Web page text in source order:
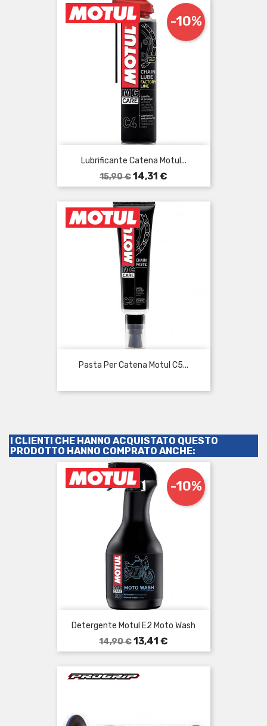
Lubrificante Catena Motul...
Prezzo
base
15,90 €
-10%
Prezzo
14,31 €
Pasta Per Catena Motul C5...
I CLIENTI CHE HANNO ACQUISTATO QUESTO
PRODOTTO HANNO COMPRATO ANCHE:
Detergente Motul E2 Moto Wash
Prezzo
base
14,90 €
-10%
Prezzo
13,41 €